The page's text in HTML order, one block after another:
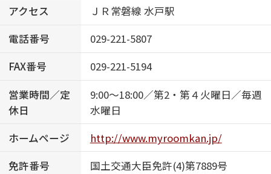
シャーメゾンショップを探す
シャーメゾンライフサポート
お問い合わせ・よくある質問
シャーメゾンライフ CLUB
らくらくパートナー
シャーメゾンライフ GUARD
らくらくプラチナ
アクセス
ＪＲ常磐線 水戸駅
電話番号
029-221-5807
FAX番号
029-221-5194
営業時間／定
休日
9:00～18:00／第2・第４火曜日／毎週
水曜日
ホームページ
http://www.myroomkan.jp/
免許番号
国土交通大臣免許(4)第7889号